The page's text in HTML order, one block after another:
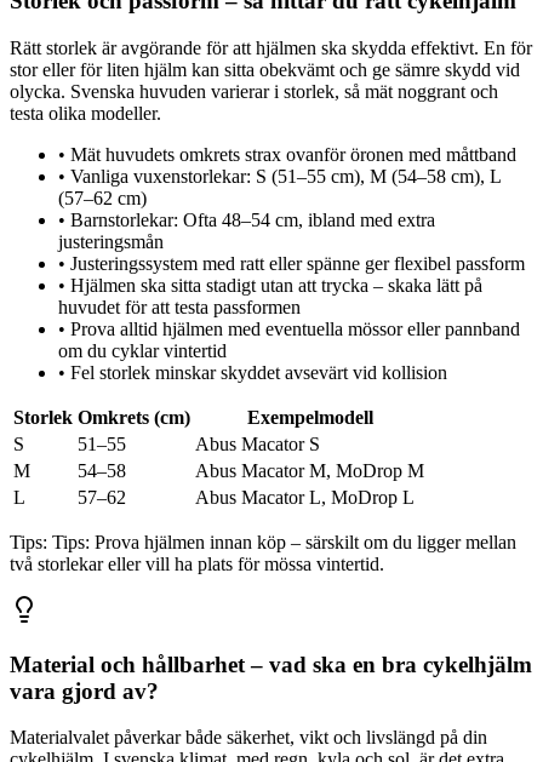
Rätt storlek är avgörande för att hjälmen ska skydda effektivt. En för
stor eller för liten hjälm kan sitta obekvämt och ge sämre skydd vid
olycka. Svenska huvuden varierar i storlek, så mät noggrant och
testa olika modeller.
• Mät huvudets omkrets strax ovanför öronen med måttband
• Vanliga vuxenstorlekar: S (51–55 cm), M (54–58 cm), L
(57–62 cm)
• Barnstorlekar: Ofta 48–54 cm, ibland med extra
justeringsmån
• Justeringssystem med ratt eller spänne ger flexibel passform
• Hjälmen ska sitta stadigt utan att trycka – skaka lätt på
huvudet för att testa passformen
• Prova alltid hjälmen med eventuella mössor eller pannband
om du cyklar vintertid
• Fel storlek minskar skyddet avsevärt vid kollision
Storlek Omkrets (cm)
Exempelmodell
S
51–55
Abus Macator S
M
54–58
Abus Macator M, MoDrop M
L
57–62 Abus Macator L, MoDrop L
Tips: Tips: Prova hjälmen innan köp – särskilt om du ligger mellan
två storlekar eller vill ha plats för mössa vintertid.
Material och hållbarhet – vad ska en bra cykelhjälm
vara gjord av?
Materialvalet påverkar både säkerhet, vikt och livslängd på din